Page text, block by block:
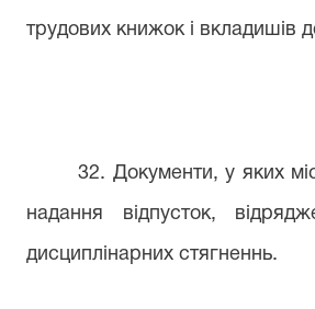
трудових книжок і вкладишів
32. Документи, у яких
надання відпусток,
дисциплінарних стягненнь.